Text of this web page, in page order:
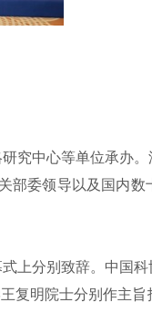
中心等单位承办。
部委领导以及国内
分别致辞。中国科
复明院士分别作主